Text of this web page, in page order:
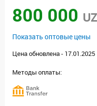
800 000
Показать оптовые цены
Цена обновлена - 17.01.2025
Методы оплаты: